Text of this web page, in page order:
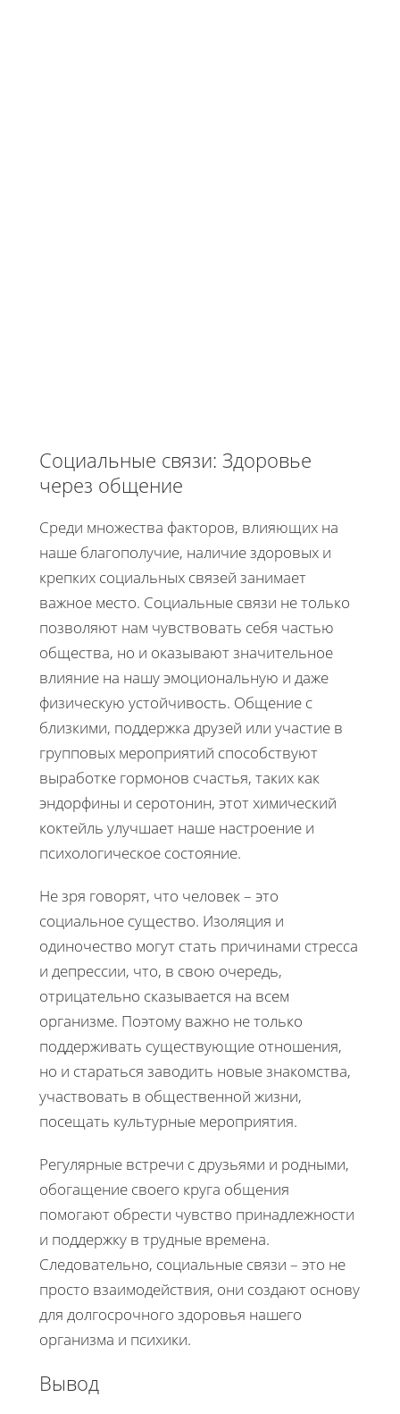
Социальные связи: Здоровье
через общение
Среди множества факторов, влияющих на
наше благополучие, наличие здоровых и
крепких социальных связей занимает
важное место. Социальные связи не только
позволяют нам чувствовать себя частью
общества, но и оказывают значительное
влияние на нашу эмоциональную и даже
физическую устойчивость. Общение с
близкими, поддержка друзей или участие в
групповых мероприятий способствуют
выработке гормонов счастья, таких как
эндорфины и серотонин, этот химический
коктейль улучшает наше настроение и
психологическое состояние.
Не зря говорят, что человек – это
социальное существо. Изоляция и
одиночество могут стать причинами стресса
и депрессии, что, в свою очередь,
отрицательно сказывается на всем
организме. Поэтому важно не только
поддерживать существующие отношения,
но и стараться заводить новые знакомства,
участвовать в общественной жизни,
посещать культурные мероприятия.
Регулярные встречи с друзьями и родными,
обогащение своего круга общения
помогают обрести чувство принадлежности
и поддержку в трудные времена.
Следовательно, социальные связи – это не
просто взаимодействия, они создают основу
для долгосрочного здоровья нашего
организма и психики.
Вывод